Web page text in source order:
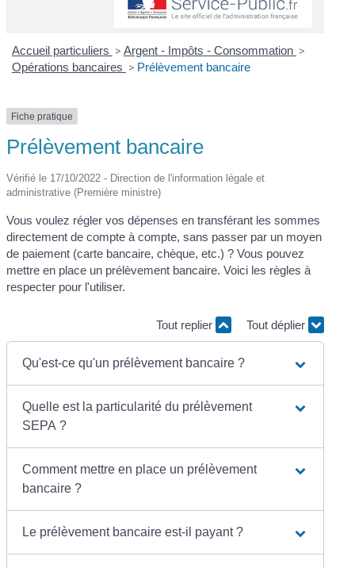
Accueil particuliers > Argent - Impôts - Consommation >
Opérations bancaires > Prélèvement bancaire
Fiche pratique
Prélèvement bancaire
Vérifié le 17/10/2022 - Direction de l'information légale et
administrative (Première ministre)
Vous voulez régler vos dépenses en transférant les sommes
directement de compte à compte, sans passer par un moyen
de paiement (carte bancaire, chèque, etc.) ? Vous pouvez
mettre en place un prélèvement bancaire. Voici les règles à
respecter pour l'utiliser.
Tout replier Tout déplier
Qu'est-ce qu'un prélèvement bancaire ?
Quelle est la particularité du prélèvement
SEPA ?
Comment mettre en place un prélèvement
bancaire ?
Le prélèvement bancaire est-il payant ?